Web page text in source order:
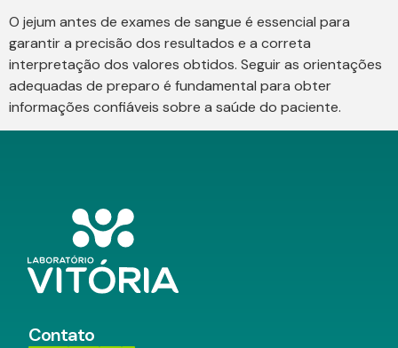
O jejum antes de exames de sangue é essencial para
garantir a precisão dos resultados e a correta
interpretação dos valores obtidos. Seguir as orientações
adequadas de preparo é fundamental para obter
informações confiáveis sobre a saúde do paciente.
Contato